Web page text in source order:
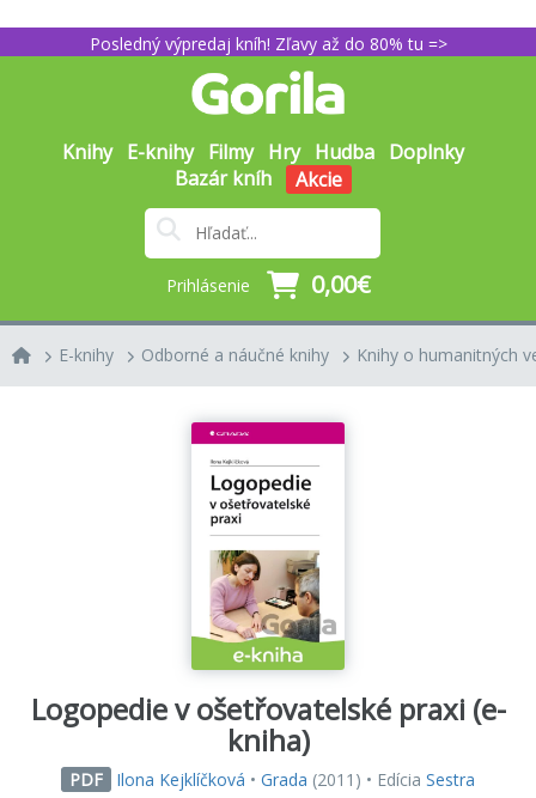
Posledný výpredaj kníh! Zľavy až do 80% tu =>
Knihy E-knihy Filmy Hry Hudba Doplnky
Bazár kníh
Akcie
Prihlásenie 0,00€
E-knihy Odborné a náučné knihy Knihy o humanitných
Logopedie v ošetřovatelské praxi (e-
kniha)
PDF Ilona Kejklíčková • Grada (2011) • Edícia Sestra